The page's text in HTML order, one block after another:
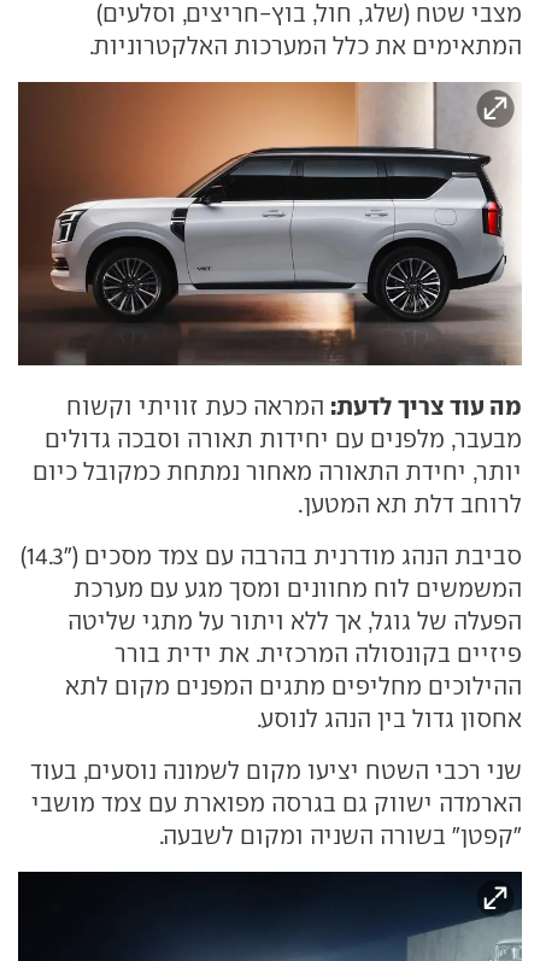
מצבי שטח (שלג, חול, בוץ-חריצים, וסלעים)
המתאימים את כלל המערכות האלקטרוניות.
מה עוד צריך לדעת: המראה כעת זוויתי וקשוח
מבעבר, מלפנים עם יחידות תאורה וסבכה גדולים
יותר, יחידת התאורה מאחור נמתחת כמקובל כיום
לרוחב דלת תא המטען.
סביבת הנהג מודרנית בהרבה עם צמד מסכים ("14.3)
המשמשים לוח מחוונים ומסך מגע עם מערכת
הפעלה של גוגל, אך ללא ויתור על מתגי שליטה
פיזיים בקונסולה המרכזית. את ידית בורר
ההילוכים מחליפים מתגים המפנים מקום לתא
אחסון גדול בין הנהג לנוסע.
שני רכבי השטח יציעו מקום לשמונה נוסעים, בעוד
הארמדה ישווק גם בגרסה מפוארת עם צמד מושבי
"קפטן" בשורה השניה ומקום לשבעה.